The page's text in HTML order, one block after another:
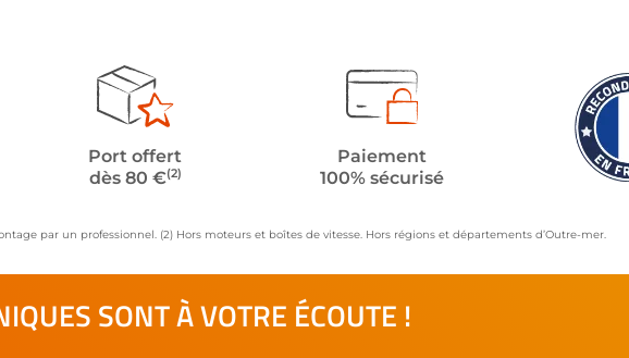
Port offert
dès 80 €(2)
Paiement
100% sécurisé
par un professionnel. (2) Hors moteurs et boîtes de vitesse. Hors régions et départements d’Outre-mer.
SONT À VOTRE ÉCOUTE !